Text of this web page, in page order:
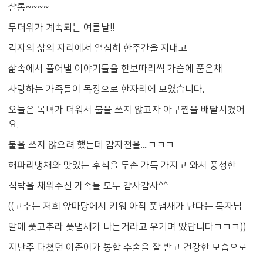
샬롬~~~~
무더위가 계속되는 여름날!!
각자의 삶의 자리에서 열심히 한주간을 지내고
삶속에서 풀어낼 이야기들을 한보따리씩 가슴에 품은채
사랑하는 가족들이 목장으로 한자리에 모였습니다.
오늘은 목녀가 더워서 불을 쓰지 않고자 아구찜을 배달시켰어
요.
불을 쓰지 않으려 했는데 감자전을....ㅋㅋㅋ
해파리냉채와 맛있는 후식을 두손 가득 가지고 와서 풍성한
식탁을 채워주신 가족들 모두 감사감사^^
((고추는 저희 앞마당에서 키워 아직 풋냄새가 난다는 목자님
말에 풋고추라 풋냄새가 나는거라고 우기며 땄답니다ㅋㅋㅋ))
지난주 다쳤던 이준이가 봉합 수술을 잘 받고 건강한 모습으로